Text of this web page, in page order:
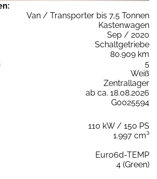
Van / Transporter bis 7,5 Tonnen
Kastenwagen
Sep / 2020
Schaltgetriebe
80.909 km
5
Weiß
Zentrallager
ab ca. 18.08.2026
G0025594
110 kW / 150 PS
1.997 cm³
Euro6d-TEMP
4 (Green)